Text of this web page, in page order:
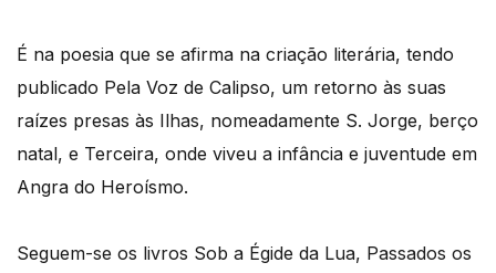
É na poesia que se afirma na criação literária, tendo
publicado Pela Voz de Calipso, um retorno às suas
raízes presas às Ilhas, nomeadamente S. Jorge, berço
natal, e Terceira, onde viveu a infância e juventude em
Angra do Heroísmo.
Seguem-se os livros Sob a Égide da Lua, Passados os